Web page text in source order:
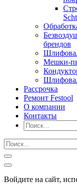
брендов
Мешки-
Рассрочка
Ремонт Festool
О компании
Контакты
Войдите на сайт,